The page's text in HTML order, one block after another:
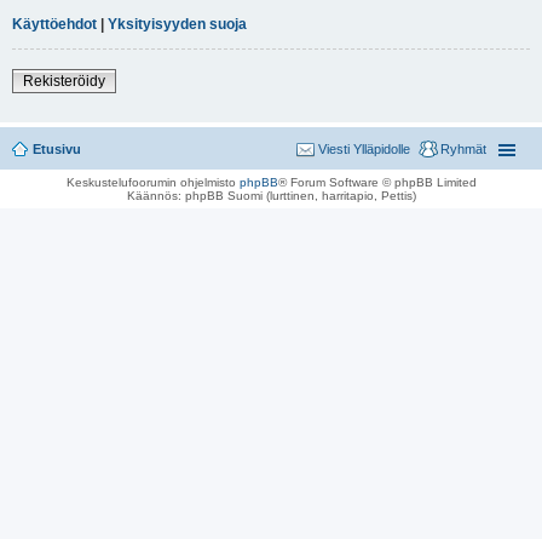
Käyttöehdot | Yksityisyyden suoja
Rekisteröidy
Etusivu Ryhmät
Viesti Ylläpidolle
Keskustelufoorumin ohjelmisto phpBB® Forum Software © phpBB Limited
Käännös: phpBB Suomi (lurttinen, harritapio, Pettis)